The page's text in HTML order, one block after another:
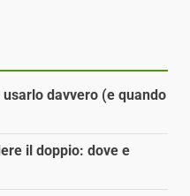
davvero (e quando
il doppio: dove e